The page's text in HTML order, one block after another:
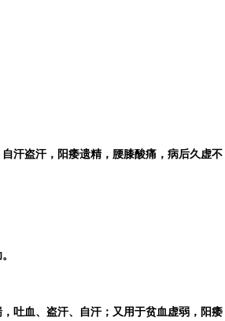
汗盗汗，阳痿遗精，腰膝酸痛，病后久虚不
吐血、盗汗、自汗；又用于贫血虚弱，阳痿